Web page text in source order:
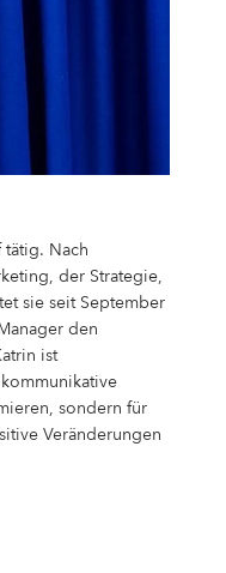
tätig. Nach
der Strategie,
sie seit September
den
ist
sondern für
Veränderungen